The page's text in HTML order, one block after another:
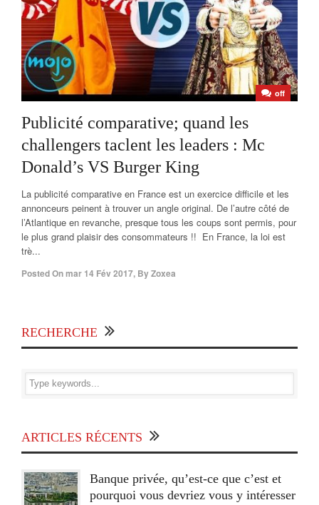
off
Publicité comparative; quand les
challengers taclent les leaders : Mc
Donald’s VS Burger King
La publicité comparative en France est un exercice difficile et les
annonceurs peinent à trouver un angle original. De l’autre côté de
l’Atlantique en revanche, presque tous les coups sont permis, pour
le plus grand plaisir des consommateurs !! En France, la loi est
trè...
Posted Onmar 14 Fév 2017, ByZoxea
RECHERCHE
ARTICLES RÉCENTS
Banque privée, qu’est-ce que c’est et
pourquoi vous devriez vous y intéresser